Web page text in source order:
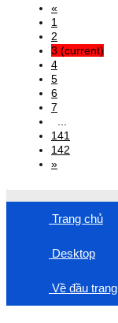
«
1
2
3 (current)
4
5
6
7
141
142
»
Trang chủ
Desktop
Về đầu trang